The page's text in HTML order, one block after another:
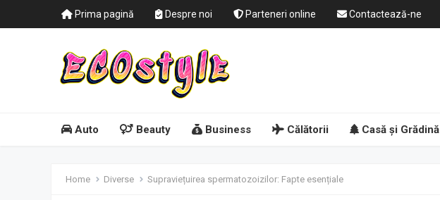
Prima pagină Despre noi Parteneri online Contactează-ne
Auto Beauty Business Călătorii Casă și Grădină
Home Diverse Supraviețuirea spermatozoizilor: Fapte esențiale